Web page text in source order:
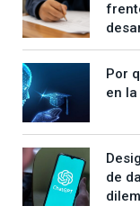
Por
en
de